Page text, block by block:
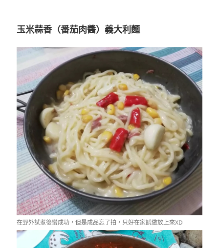
玉米蒜香（番茄肉醬）義大利麵
在野外試煮後蠻成功，但是成品忘了拍，只好在家試做放上來XD